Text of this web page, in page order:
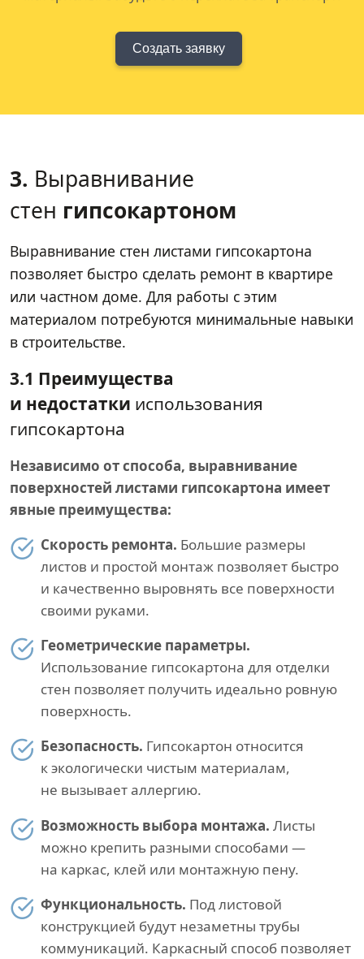
Создать заявку
3. Выравнивание
стен гипсокартоном
Выравнивание стен листами гипсокартона
позволяет быстро сделать ремонт в квартире
или частном доме. Для работы с этим
материалом потребуются минимальные навыки
в строительстве.
3.1 Преимущества
и недостатки использования
гипсокартона
Независимо от способа, выравнивание
поверхностей листами гипсокартона имеет
явные преимущества:
Скорость ремонта. Большие размеры
листов и простой монтаж позволяет быстро
и качественно выровнять все поверхности
своими руками.
Геометрические параметры.
Использование гипсокартона для отделки
стен позволяет получить идеально ровную
поверхность.
Безопасность. Гипсокартон относится
к экологически чистым материалам,
не вызывает аллергию.
Возможность выбора монтажа. Листы
можно крепить разными способами —
на каркас, клей или монтажную пену.
Функциональность. Под листовой
конструкцией будут незаметны трубы
коммуникаций. Каркасный способ позволяет